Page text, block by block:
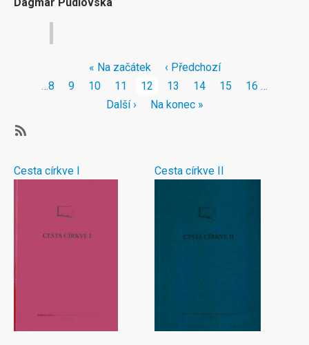
First
page
« Na začátek
Předchozí
stránka
‹ Předchozí
Stránka
…8 Stránka
9 Stránka
10 Stránka
11
Aktuální
stránka
12 Stránka
13 Stránka
14 Stránka
15 Stránka
16 …
Následující
Další ›
Poslední
Na konec »
Cesta církve I
Cesta církve II